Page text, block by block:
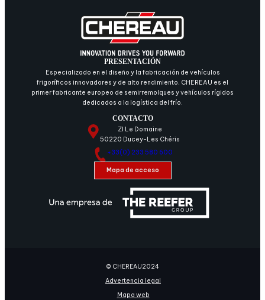
PRESENTACIÓN
Especializado en el diseño y la fabricación de vehículos
frigoríficos innovadores y de alto rendimiento, CHEREAU es el
primer fabricante europeo de semirremolques y vehículos rígidos
dedicados a la logística del frío.
CONTACTO
ZI Le Domaine
50220 Ducey-Les Chéris
+33(0) 233 580 600
Mapa de acceso
© CHEREAU2024
Advertencia legal
Mapa web